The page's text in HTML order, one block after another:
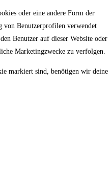
oder eine andere Form der
von Benutzerprofilen verwendet
Benutzer auf dieser Website oder
Marketingzwecke zu verfolgen.
markiert sind, benötigen wir deine